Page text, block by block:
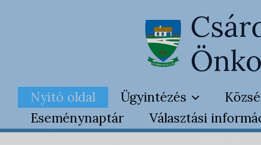
Nyitó oldal Ügyintézés
Eseménynaptár
Választási